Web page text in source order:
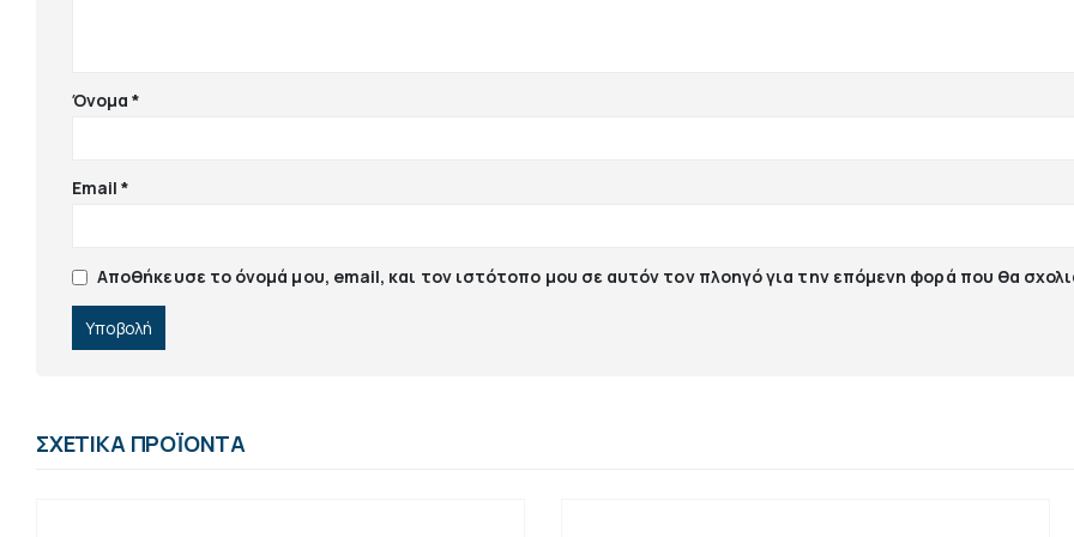
Όνομα*
Email*
Αποθήκευσε το όνομά μου, email, και τον ιστότοπο μου σε αυτόν τον πλοηγό για την επόμενη φορά που θα
ΣΧΕΤΙΚΆ ΠΡΟΪΌΝΤΑ